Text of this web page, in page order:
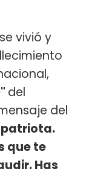
vivió y
del
del
que te
Has